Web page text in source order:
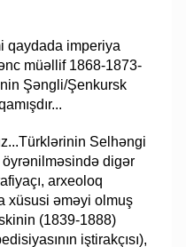
qaydada imperiya
müəllif 1868-1873-
Şəngli/Şenkursk
Selhəngi
digər
arxeoloq
xüsusi əməyi olmuş
(1839-1888)
iştirakçısı),